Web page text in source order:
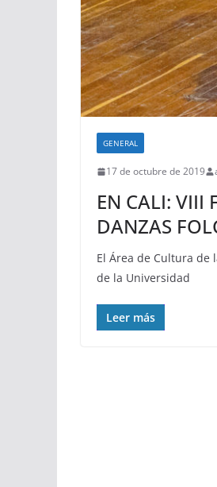
GENERAL
17 de octubre de 2019
EN CALI: VIII
DANZAS
El Área de Cultura de
de la Universidad
Leer más